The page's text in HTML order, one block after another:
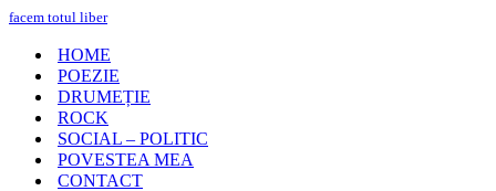
facem totul liber
HOME
POEZIE
DRUMEȚIE
ROCK
SOCIAL – POLITIC
POVESTEA MEA
CONTACT